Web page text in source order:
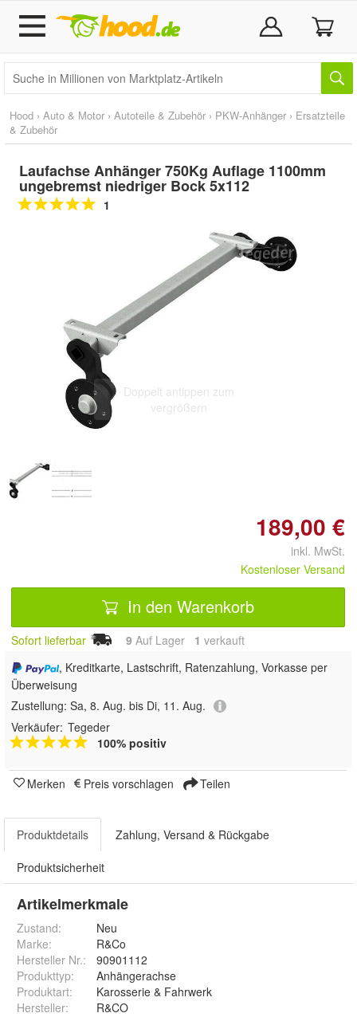
Hood › Auto & Motor › Autoteile & Zubehör › PKW-Anhänger › Ersatzteile
& Zubehör
Laufachse Anhänger 750Kg Auflage 1100mm
ungebremst niedriger Bock 5x112
1
Doppelt antippen zum
vergrößern
189,00 €
inkl. MwSt.
Kostenloser Versand
In den Warenkorb
Sofort lieferbar 9 Auf Lager 1 verkauft
, Kreditkarte, Lastschrift, Ratenzahlung, Vorkasse per
Überweisung
Zustellung: Sa, 8. Aug. bis Di, 11. Aug.
Verkäufer: Tegeder
100% positiv
Merken Preis vorschlagen Teilen
Produktdetails Zahlung, Versand & Rückgabe
Produktsicherheit
Artikelmerkmale
Zustand:
Neu
Marke:
R&Co
Hersteller Nr.:
90901112
Produkttyp:
Anhängerachse
Produktart:
Karosserie & Fahrwerk
Hersteller: R&CO